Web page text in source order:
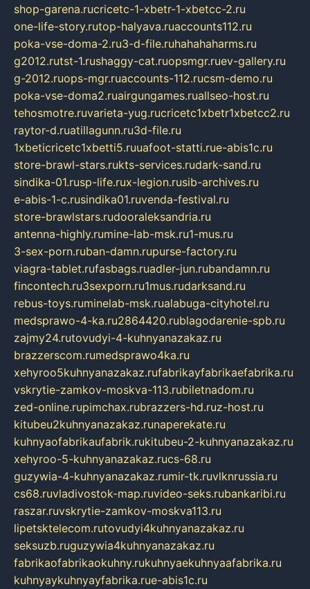
shop-garena.rucricetc-1-xbetr-1-xbetcc-2.ru
one-life-story.rutop-halyava.ruaccounts112.ru
poka-vse-doma-2.ru3-d-file.ruhahahaharms.ru
g2012.rutst-1.rushaggy-cat.ruopsmgr.ruev-gallery.ru
g-2012.ruops-mgr.ruaccounts-112.rucsm-demo.ru
poka-vse-doma2.ruairgungames.ruallseo-host.ru
tehosmotre.ruvarieta-yug.rucricetc1xbetr1xbetcc2.ru
raytor-d.ruatillagunn.ru3d-file.ru
1xbeticricetc1xbetti5.ruuafoot-statti.rue-abis1c.ru
store-brawl-stars.rukts-services.rudark-sand.ru
sindika-01.rusp-life.rux-legion.rusib-archives.ru
e-abis-1-c.rusindika01.ruvenda-festival.ru
store-brawlstars.rudooraleksandria.ru
antenna-highly.rumine-lab-msk.ru1-mus.ru
3-sex-porn.ruban-damn.rupurse-factory.ru
viagra-tablet.rufasbags.ruadler-jun.rubandamn.ru
fincontech.ru3sexporn.ru1mus.rudarksand.ru
rebus-toys.ruminelab-msk.rualabuga-cityhotel.ru
medsprawo-4-ka.ru2864420.rublagodarenie-spb.ru
zajmy24.rutovudyi-4-kuhnyanazakaz.ru
brazzerscom.rumedsprawo4ka.ru
xehyroo5kuhnyanazakaz.rufabrikayfabrikaefabrika.ru
vskrytie-zamkov-moskva-113.rubiletnadom.ru
zed-online.rupimchax.rubrazzers-hd.ruz-host.ru
kitubeu2kuhnyanazakaz.runaperekate.ru
kuhnyaofabrikaufabrik.rukitubeu-2-kuhnyanazakaz.ru
xehyroo-5-kuhnyanazakaz.rucs-68.ru
guzywia-4-kuhnyanazakaz.rumir-tk.ruvlknrussia.ru
cs68.ruvladivostok-map.ruvideo-seks.rubankaribi.ru
raszar.ruvskrytie-zamkov-moskva113.ru
lipetsktelecom.rutovudyi4kuhnyanazakaz.ru
seksuzb.ruguzywia4kuhnyanazakaz.ru
fabrikaofabrikaokuhny.rukuhnyaekuhnyaafabrika.ru
kuhnyaykuhnyayfabrika.rue-abis1c.ru